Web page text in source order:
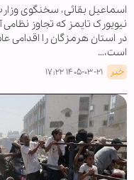
اسماعیل بقائی، سخنگوی
نیویورک تایمز که تجاوز
در استان هرمزگان را اقدامی
است،…
خبر ۱۴۰۵-۰۳-۲۱ ۱۷:۲۲